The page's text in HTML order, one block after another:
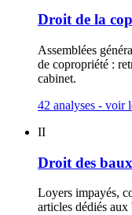
Droit de la
Assemblées
de copropriété :
cabinet.
42 analyses - voir
II
Droit des
Loyers impayés,
articles dédiés